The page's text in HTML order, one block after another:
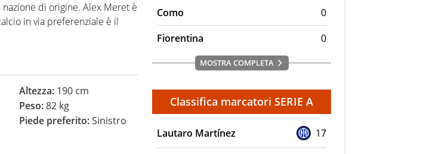
di origine. Alex Meret è
in via preferenziale è il
e non ha subito nessun
Altezza: 190 cm
Peso:82 kg
Piede preferito:Sinistro
Como
0
Fiorentina
0
MOSTRA COMPLETA
Classifica marcatori SERIE A
Lautaro Martínez 17